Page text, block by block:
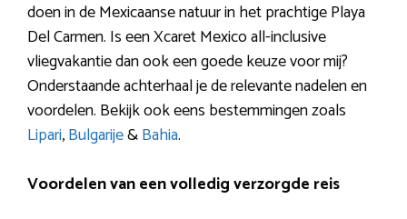
doen in de Mexicaanse natuur in het prachtige Playa
Del Carmen. Is een Xcaret Mexico all-inclusive
vliegvakantie dan ook een goede keuze voor mij?
Onderstaande achterhaal je de relevante nadelen en
voordelen. Bekijk ook eens bestemmingen zoals
Lipari,Bulgarije&Bahia.
Voordelen van een volledig verzorgde reis